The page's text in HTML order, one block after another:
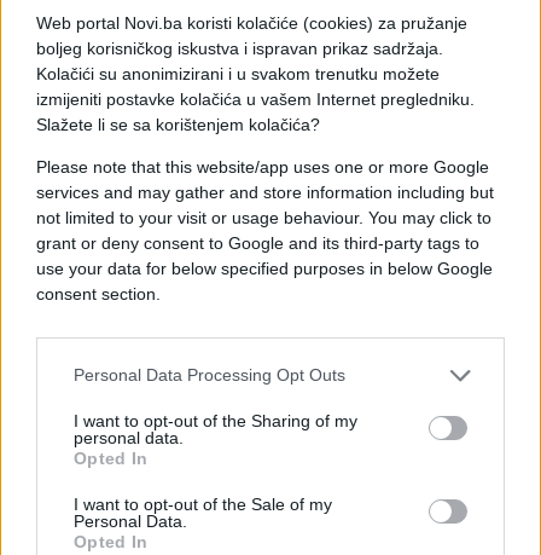
Web portal Novi.ba koristi kolačiće (cookies) za pružanje
boljeg korisničkog iskustva i ispravan prikaz sadržaja.
Kolačići su anonimizirani i u svakom trenutku možete
izmijeniti postavke kolačića u vašem Internet pregledniku.
Slažete li se sa korištenjem kolačića?
Please note that this website/app uses one or more Google
services and may gather and store information including but
not limited to your visit or usage behaviour. You may click to
grant or deny consent to Google and its third-party tags to
use your data for below specified purposes in below Google
consent section.
Personal Data Processing Opt Outs
I want to opt-out of the Sharing of my
personal data.
Opted In
I want to opt-out of the Sale of my
Personal Data.
Opted In
s područja Republike Crne Gore, Republike
Hrvatske i Bosne i Hercegovine, te su vršili
neovlašteni međunarodni promet opojnih droga s
ciljem sticanja protivpravne imovinske koristi.
Predmeti koji su oduzeti Borisu Rutešiću
upotrijebljeni su za izvršenje predmetnog krivičnog
djela, a on je oslobođen nadoknade troškova
krivičnog postupka.